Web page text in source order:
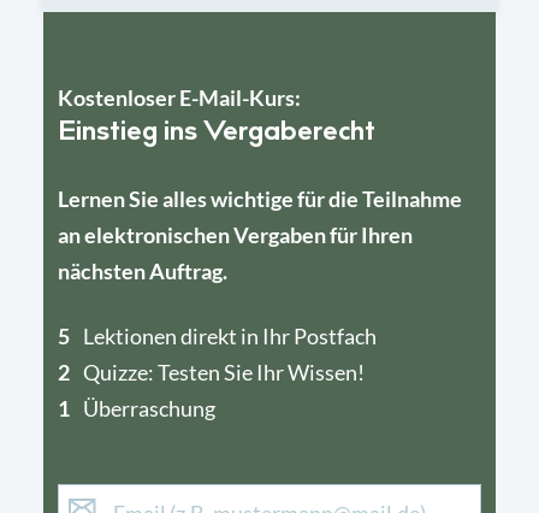
Kostenloser E-Mail-Kurs:
Einstieg ins Vergaberecht
Lernen Sie alles wichtige für die Teilnahme
an elektronischen Vergaben für Ihren
nächsten Auftrag.
5 Lektionen direkt in Ihr Postfach
2 Quizze: Testen Sie Ihr Wissen!
1 Überraschung
4
1